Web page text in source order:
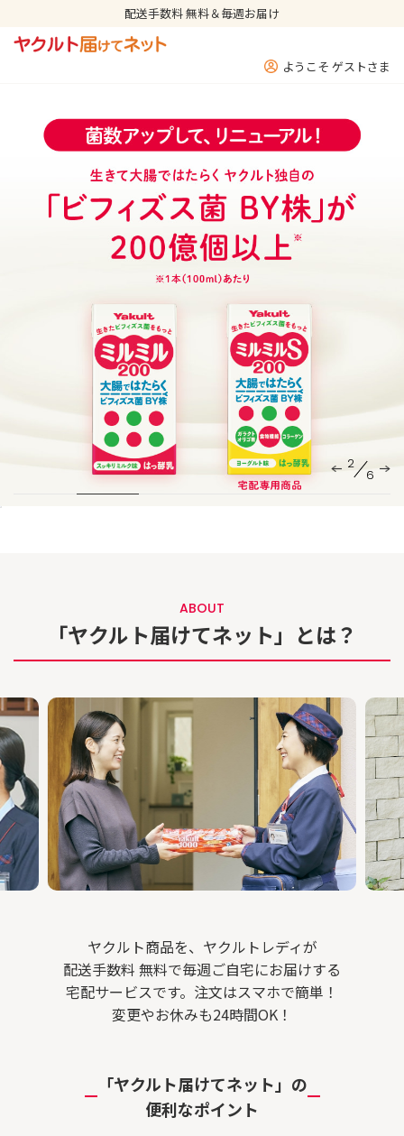
配送手数料 無料＆毎週お届け
ようこそ ゲストさま
6
2
ABOUT
「ヤクルト届けてネット」とは？
ヤクルト商品を、ヤクルトレディが
配送手数料 無料で毎週ご自宅にお届けする
宅配サービスです。 注文はスマホで簡単！
変更やお休みも24時間OK！
「ヤクルト届けてネット」の
便利なポイント